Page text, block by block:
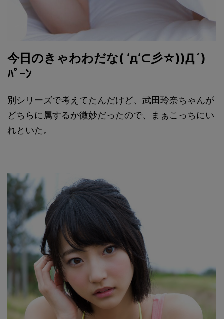
今日のきゃわわだな( ‘д‘⊂彡☆))Д´)
ﾊﾟｰﾝ
別シリーズで考えてたんだけど、武田玲奈ちゃんが
どちらに属するか微妙だったので、まぁこっちにい
れといた。